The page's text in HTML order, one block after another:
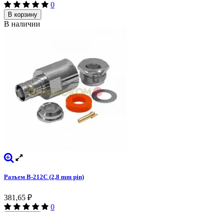
0
В корзину
В наличии
Разъем B-212C (2,8 mm pin)
381,65 ₽
0